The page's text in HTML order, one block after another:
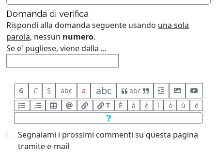
Domanda di verifica
Rispondi alla domanda seguente usando una sola
parola, nessun numero.
Se e' pugliese, viene dalla ...
G C S abc a abc
abc
T
È à è ì ò ù é
Segnalami i prossimi commenti su questa pagina
tramite e-mail